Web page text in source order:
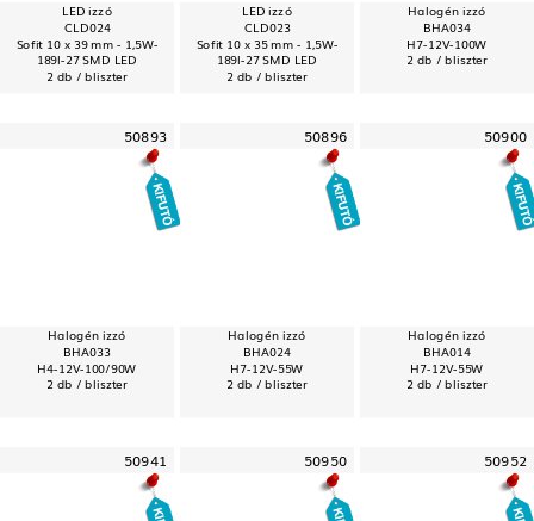
LED izzó
CLD024
Sofit 10 x 39 mm - 1,5W-
189l-27 SMD LED
2 db / bliszter
LED izzó
CLD023
Sofit 10 x 35 mm - 1,5W-
189l-27 SMD LED
2 db / bliszter
Halogén izzó
BHA034
H7-12V-100W
2 db / bliszter
50893
Halogén izzó
BHA033
H4-12V-100/90W
2 db / bliszter
50896
Halogén izzó
BHA024
H7-12V-55W
2 db / bliszter
50900
Halogén izzó
BHA014
H7-12V-55W
2 db / bliszter
50941 50950 50952